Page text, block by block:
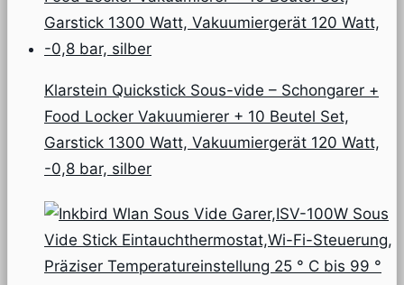
Klarstein Quickstick Sous-vide – Schongarer +
Food Locker Vakuumierer + 10 Beutel Set,
Garstick 1300 Watt, Vakuumiergerät 120 Watt,
-0,8 bar, silber